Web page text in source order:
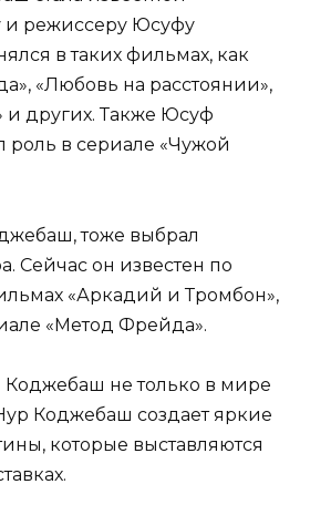
и режиссеру Юсуфу
в таких фильмах, как
«Любовь на расстоянии»,
и других. Также Юсуф
роль в сериале «Чужой
тоже выбрал
Сейчас он известен по
«Аркадий и Тромбон»,
«Метод Фрейда».
не только в мире
Коджебаш создает яркие
которые выставляются